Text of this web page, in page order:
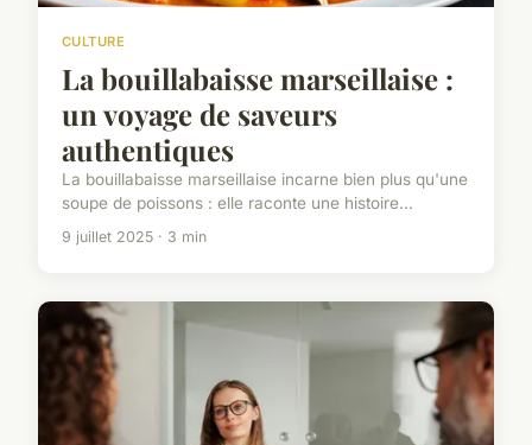
CULTURE
La bouillabaisse marseillaise :
un voyage de saveurs
authentiques
La bouillabaisse marseillaise incarne bien plus qu'une
soupe de poissons : elle raconte une histoire...
9 juillet 2025 · 3 min